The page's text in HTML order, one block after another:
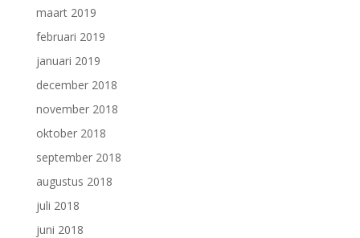
maart 2019
februari 2019
januari 2019
december 2018
november 2018
oktober 2018
september 2018
augustus 2018
juli 2018
juni 2018